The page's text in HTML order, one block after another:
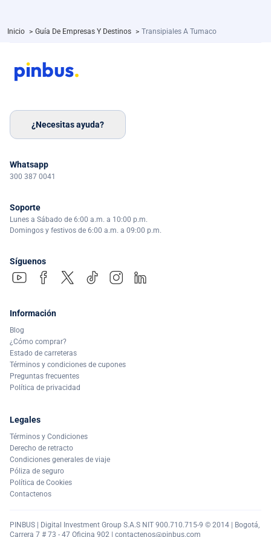
Inicio > Guía De Empresas Y Destinos > Transipiales A Tumaco
¿Necesitas ayuda?
Whatsapp
300 387 0041
Soporte
Lunes a Sábado de 6:00 a.m. a 10:00 p.m.
Domingos y festivos de 6:00 a.m. a 09:00 p.m.
Síguenos
Información
Blog
¿Cómo comprar?
Estado de carreteras
Términos y condiciones de cupones
Preguntas frecuentes
Política de privacidad
Legales
Términos y Condiciones
Derecho de retracto
Condiciones generales de viaje
Póliza de seguro
Política de Cookies
Contactenos
PINBUS | Digital Investment Group S.A.S NIT 900.710.715-9 © 2014 | Bogotá,
Carrera 7 # 73 - 47 Oficina 902 | contactenos@pinbus.com